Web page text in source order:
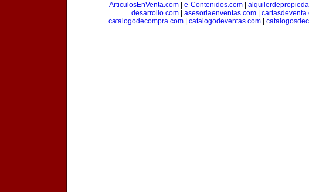
ArticulosEnVenta.com| e-Contenidos.com|
desarrollo.com| asesoriaenventas.com|
catalogodecompra.com| catalogodeventas.com|